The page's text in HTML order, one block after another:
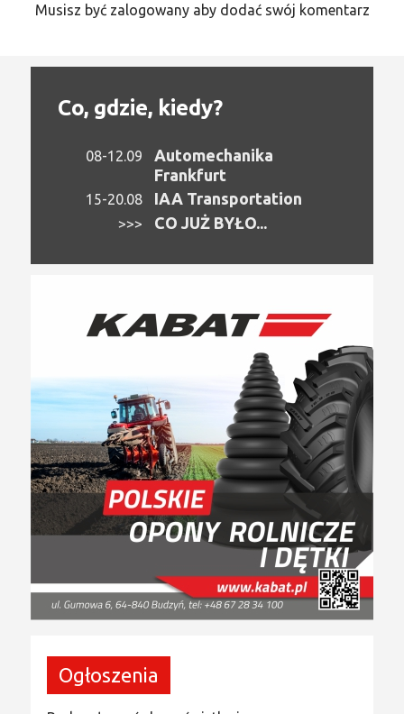
Musisz być zalogowany aby dodać swój komentarz
Co, gdzie, kiedy?
08-12.09
Automechanika
Frankfurt
15-20.08 IAA Transportation
>>> CO JUŻ BYŁO...
Ogłoszenia